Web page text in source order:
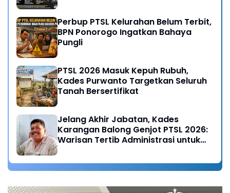
Perbup PTSL Kelurahan Belum Terbit,
BPN Ponorogo Ingatkan Bahaya
Pungli
PTSL 2026 Masuk Kepuh Rubuh,
Kades Purwanto Targetkan Seluruh
Tanah Bersertifikat
Jelang Akhir Jabatan, Kades
Karangan Balong Genjot PTSL 2026:
Warisan Tertib Administrasi untuk